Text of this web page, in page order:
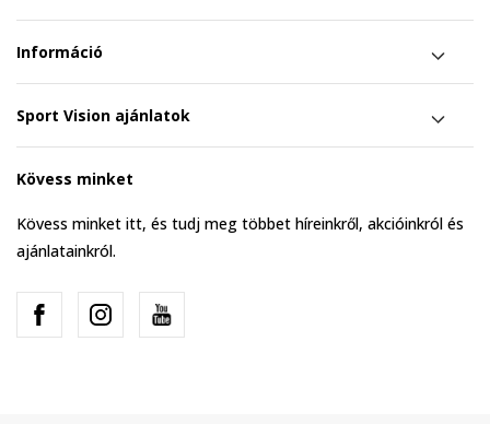
Információ
Sport Vision ajánlatok
Kövess minket
Kövess minket itt, és tudj meg többet híreinkről, akcióinkról és
ajánlatainkról.